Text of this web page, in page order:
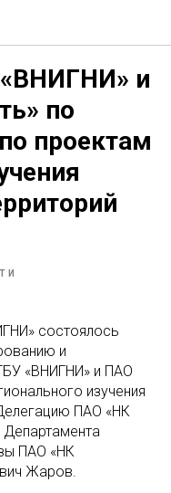
и
по
проектам
состоялось
и
«ВНИГНИ» и ПАО
изучения
ПАО «НК
Департамента
ПАО «НК
Жаров.